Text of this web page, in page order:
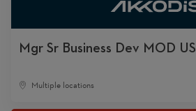
Mgr Sr Business Dev MOD US
Multiple locations